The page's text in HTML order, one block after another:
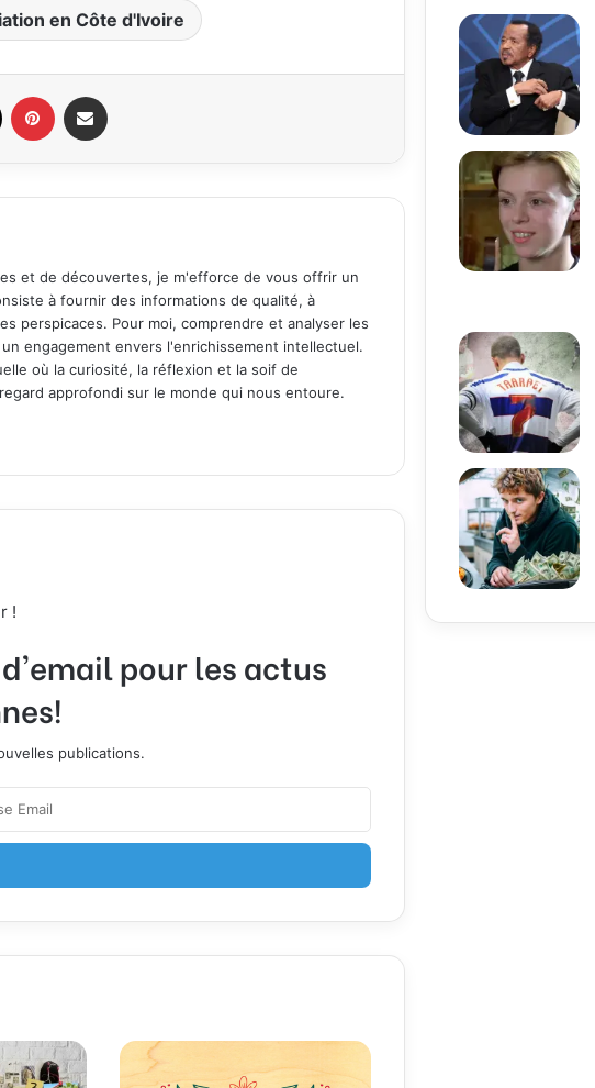
en Côte d'Ivoire
et de découvertes, je m'efforce de vous offrir un
à fournir des informations de qualité, à
perspicaces. Pour moi, comprendre et analyser les
engagement envers l'enrichissement intellectuel.
où la curiosité, la réflexion et la soif de
approfondi sur le monde qui nous entoure.
!
pour les actus
publications.